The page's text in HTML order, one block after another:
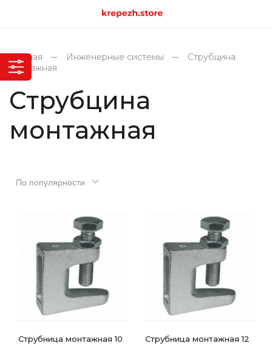
Главная Инженерные системы
Струбцина
монтажная
Струбцина
монтажная
По популярности
Струбница монтажная 10 Струбница монтажная 12